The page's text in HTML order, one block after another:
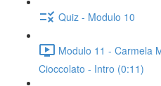
Quiz - Modulo 10
Modulo 11 - Carmela
Cioccolato - Intro (0:11)